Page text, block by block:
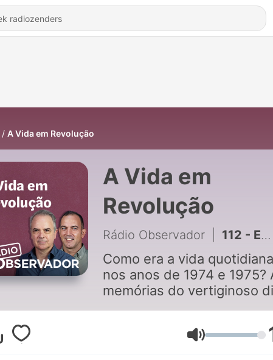
A Vida em Revolução
A Vida em
Revolução
Rádio Observador 112 - Estreia. "A vida dupla do espião traidor". Episódio 1: Há uma toupeira à solta no SIS
Como era a vida quotidiana
nos anos de 1974 e 1975?
memórias do vertiginoso
o PREC. Programa de
Volume